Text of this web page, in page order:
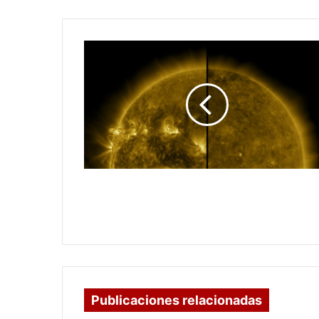
Nuevo
Ciclo
Solar
Ya
Publicaciones relacionadas